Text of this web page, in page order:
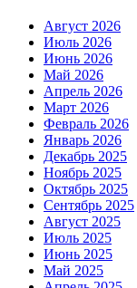
Август 2026
Июль 2026
Июнь 2026
Май 2026
Апрель 2026
Март 2026
Февраль 2026
Январь 2026
Декабрь 2025
Ноябрь 2025
Октябрь 2025
Сентябрь 2025
Август 2025
Июль 2025
Июнь 2025
Май 2025